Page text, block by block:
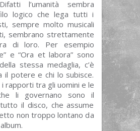
l’umanità sembra
logico che lega tutti i
sempre molto musicali
sembrano strettamente
di loro. Per esempio
e “Ora et labora” sono
stessa medaglia, c’è
il potere e chi lo subisce.
rapporti tra gli uomini e le
li governano sono il
il disco, che assume
non troppo lontano da